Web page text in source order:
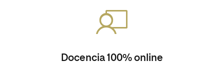
Docencia 100% online